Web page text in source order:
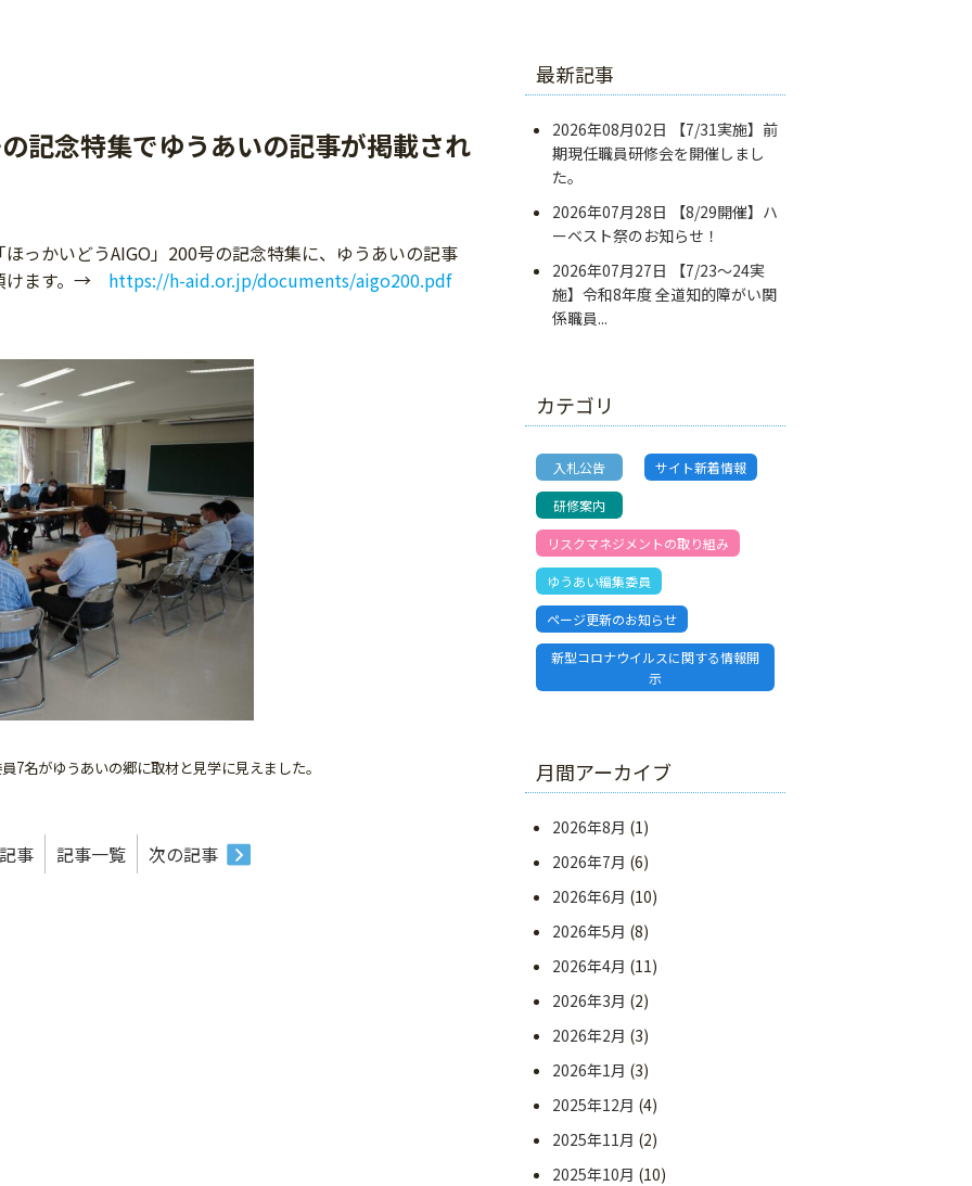
記念特集でゆうあいの記事が掲載され
っかいどうAIGO」200号の記念特集に、ゆうあいの記事
けます。→ https://h-aid.or.jp/documents/aigo200.pdf
7名がゆうあいの郷に取材と見学に見えました。
事 記事一覧 次の記事
最新記事
2026年08月02日
【7/31実施】前
期現任職員研修会を開催しまし
た。
2026年07月28日
【8/29開催】ハ
ーベスト祭のお知らせ！
2026年07月27日
【7/23～24実
施】令和8年度 全道知的障がい関
係職員...
カテゴリ
入札公告 サイト新着情報
研修案内
リスクマネジメントの取り組み
ゆうあい編集委員
ページ更新のお知らせ
新型コロナウイルスに関する情報開
示
月間アーカイブ
2026年8月 (1)
2026年7月 (6)
2026年6月 (10)
2026年5月 (8)
2026年4月 (11)
2026年3月 (2)
2026年2月 (3)
2026年1月 (3)
2025年12月 (4)
2025年11月 (2)
2025年10月 (10)